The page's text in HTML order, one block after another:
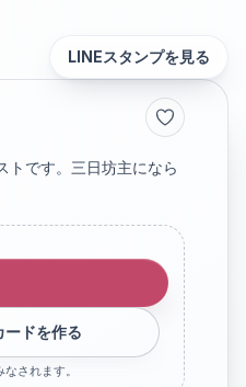
LINEスタンプを見る
トです。三日坊主になら
ードを作る
されます。